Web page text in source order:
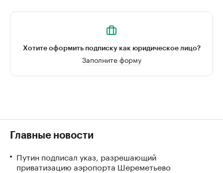
Хотите оформить подписку как юридическое лицо?
Заполните форму
Главные новости
Путин подписал указ, разрешающий
приватизацию аэропорта Шереметьево